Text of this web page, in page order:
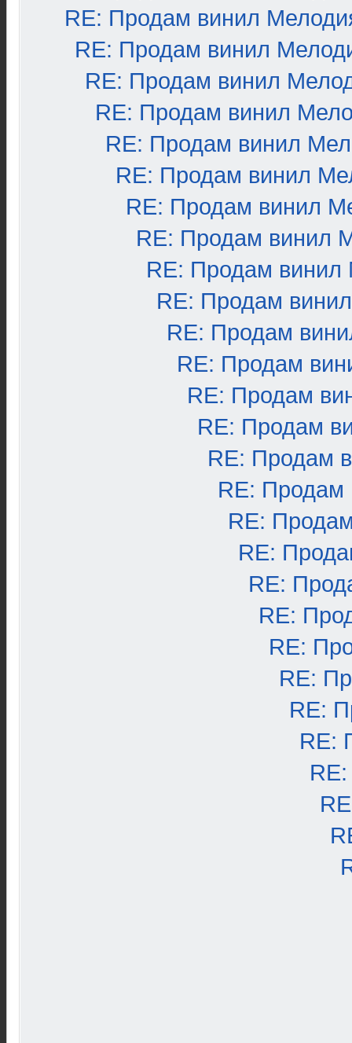
RE: Продам винил
RE: Продам винил
RE: Продам винил
RE: Продам винил
RE: Продам винил
RE: Продам винил
RE: Продам винил
RE: Продам винил
RE: Продам винил
RE: Продам
RE: Продам
RE: Продам
RE: Продам
RE: Продам
RE: Продам
RE: Продам
RE:
RE:
RE:
RE:
RE:
RE:
RE:
RE: